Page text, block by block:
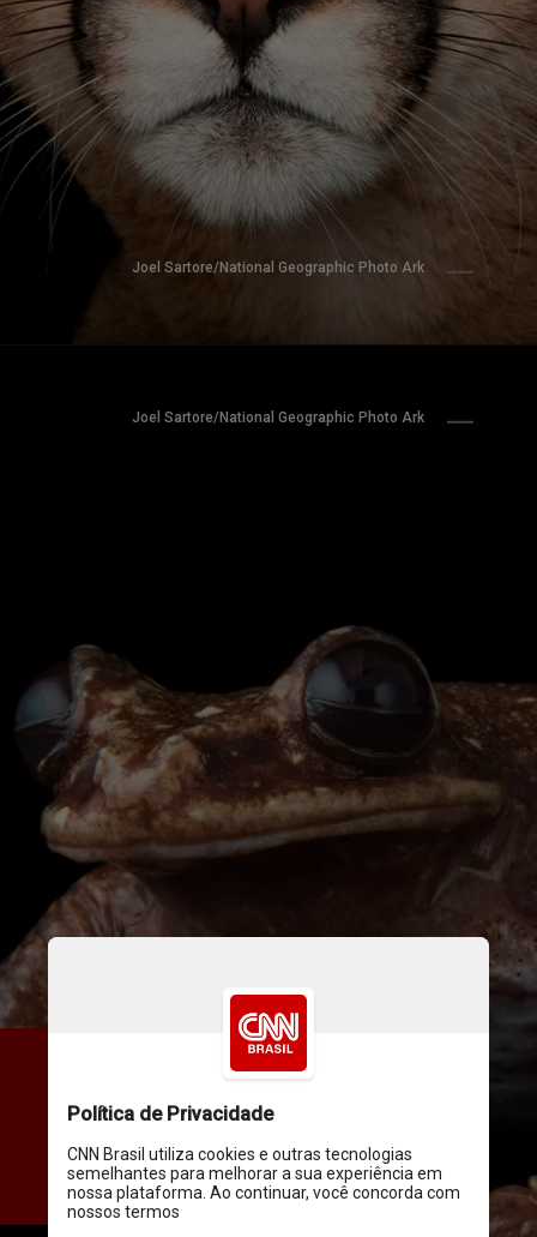
Joel Sartore/National Geographic Photo Ark
Antes de começar a Photo
uma década trabalhando
como fotógrafo para a revista
National Geographic
Joel Sartore/National Geographic Photo Ark